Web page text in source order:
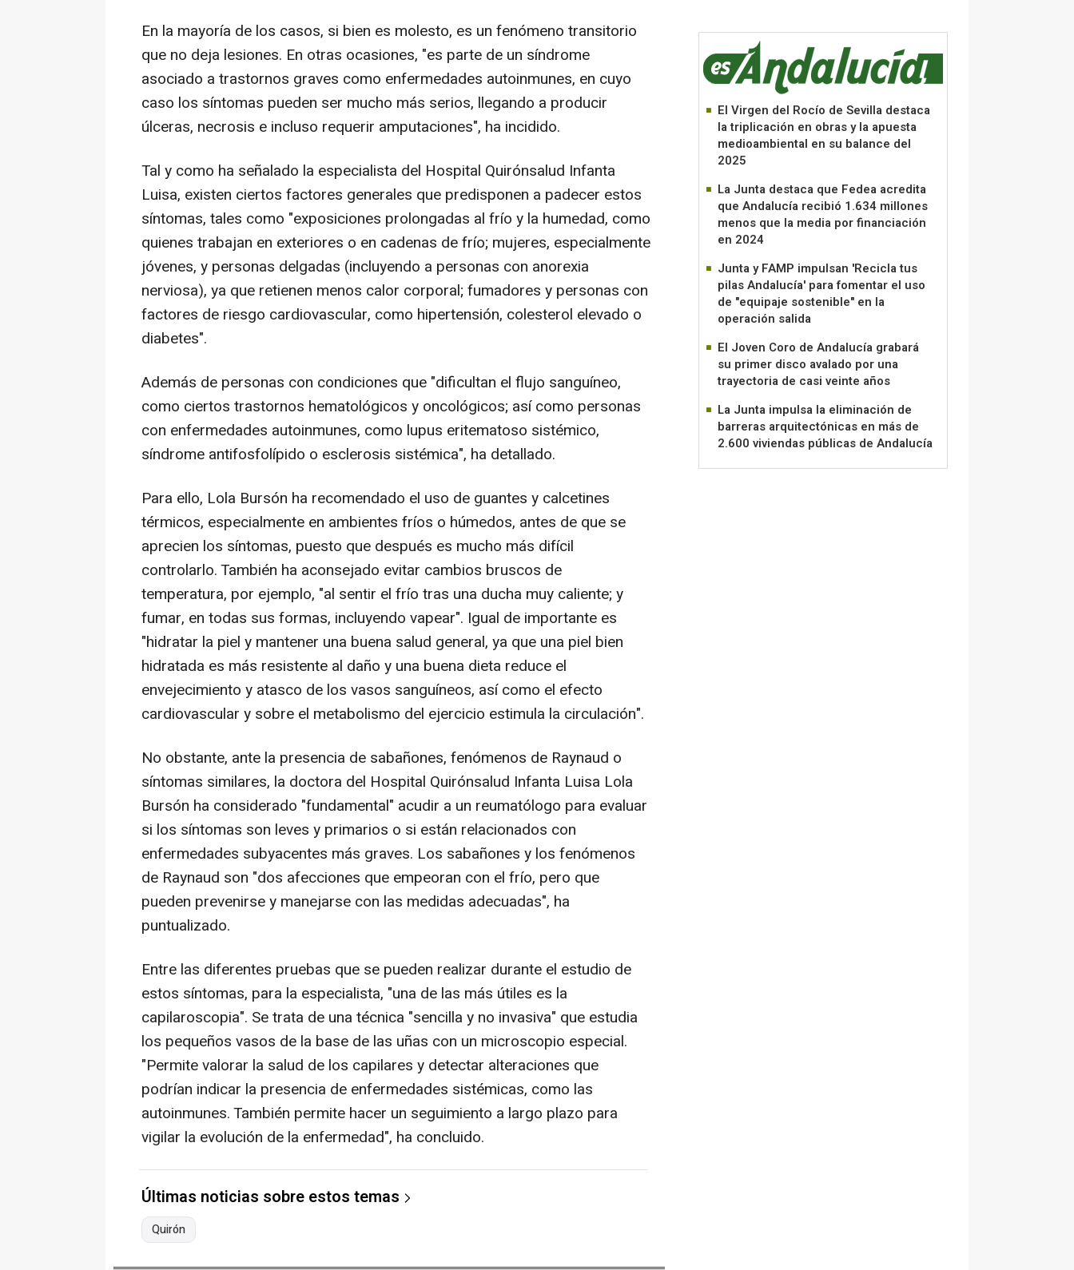
En la mayoría de los casos, si bien es molesto, es un fenómeno transitorio
que no deja lesiones. En otras ocasiones, "es parte de un síndrome
asociado a trastornos graves como enfermedades autoinmunes, en cuyo
caso los síntomas pueden ser mucho más serios, llegando a producir
úlceras, necrosis e incluso requerir amputaciones", ha incidido.
Tal y como ha señalado la especialista del Hospital Quirónsalud Infanta
Luisa, existen ciertos factores generales que predisponen a padecer estos
síntomas, tales como "exposiciones prolongadas al frío y la humedad, como
quienes trabajan en exteriores o en cadenas de frío; mujeres, especialmente
jóvenes, y personas delgadas (incluyendo a personas con anorexia
nerviosa), ya que retienen menos calor corporal; fumadores y personas con
factores de riesgo cardiovascular, como hipertensión, colesterol elevado o
diabetes".
Además de personas con condiciones que "dificultan el flujo sanguíneo,
como ciertos trastornos hematológicos y oncológicos; así como personas
con enfermedades autoinmunes, como lupus eritematoso sistémico,
síndrome antifosfolípido o esclerosis sistémica", ha detallado.
Para ello, Lola Bursón ha recomendado el uso de guantes y calcetines
térmicos, especialmente en ambientes fríos o húmedos, antes de que se
aprecien los síntomas, puesto que después es mucho más difícil
controlarlo. También ha aconsejado evitar cambios bruscos de
temperatura, por ejemplo, "al sentir el frío tras una ducha muy caliente; y
fumar, en todas sus formas, incluyendo vapear". Igual de importante es
"hidratar la piel y mantener una buena salud general, ya que una piel bien
hidratada es más resistente al daño y una buena dieta reduce el
envejecimiento y atasco de los vasos sanguíneos, así como el efecto
cardiovascular y sobre el metabolismo del ejercicio estimula la circulación".
No obstante, ante la presencia de sabañones, fenómenos de Raynaud o
síntomas similares, la doctora del Hospital Quirónsalud Infanta Luisa Lola
Bursón ha considerado "fundamental" acudir a un reumatólogo para evaluar
si los síntomas son leves y primarios o si están relacionados con
enfermedades subyacentes más graves. Los sabañones y los fenómenos
de Raynaud son "dos afecciones que empeoran con el frío, pero que
pueden prevenirse y manejarse con las medidas adecuadas", ha
puntualizado.
Entre las diferentes pruebas que se pueden realizar durante el estudio de
estos síntomas, para la especialista, "una de las más útiles es la
capilaroscopia". Se trata de una técnica "sencilla y no invasiva" que estudia
los pequeños vasos de la base de las uñas con un microscopio especial.
"Permite valorar la salud de los capilares y detectar alteraciones que
podrían indicar la presencia de enfermedades sistémicas, como las
autoinmunes. También permite hacer un seguimiento a largo plazo para
vigilar la evolución de la enfermedad", ha concluido.
Últimas noticias sobre estos temas
Quirón
El Virgen del Rocío de Sevilla destaca
la triplicación en obras y la apuesta
medioambiental en su balance del
2025
La Junta destaca que Fedea acredita
que Andalucía recibió 1.634 millones
menos que la media por financiación
en 2024
Junta y FAMP impulsan 'Recicla tus
pilas Andalucía' para fomentar el uso
de "equipaje sostenible" en la
operación salida
El Joven Coro de Andalucía grabará
su primer disco avalado por una
trayectoria de casi veinte años
La Junta impulsa la eliminación de
barreras arquitectónicas en más de
2.600 viviendas públicas de Andalucía